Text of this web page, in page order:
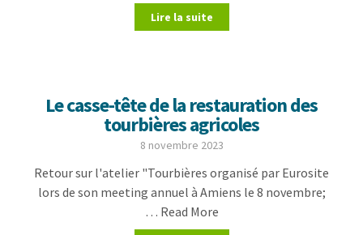
Lire la suite
Le casse-tête de la restauration des
tourbières agricoles
8 novembre 2023
Retour sur l'atelier "Tourbières organisé par Eurosite
lors de son meeting annuel à Amiens le 8 novembre;
… Read More